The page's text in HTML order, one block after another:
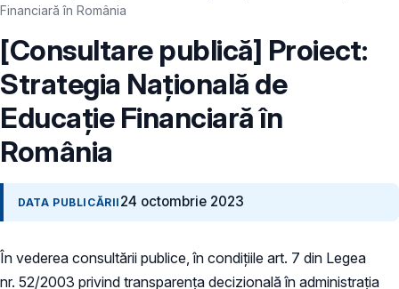
Financiară în România
[Consultare publică] Proiect:
Strategia Națională de
Educație Financiară în
România
DATA PUBLICĂRII 24 octombrie 2023
În vederea consultării publice, în condiţiile art. 7 din Legea
nr. 52/2003 privind transparenţa decizională în administraţia